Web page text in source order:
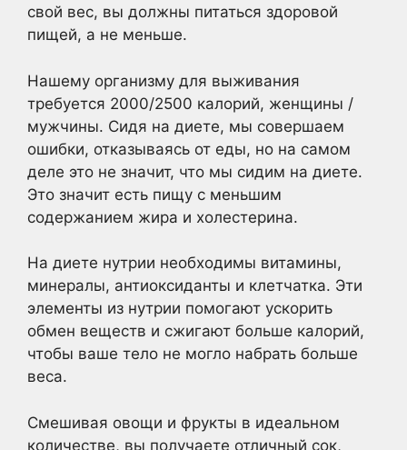
свой вес, вы должны питаться здоровой
пищей, а не меньше.
Нашему организму для выживания
требуется 2000/2500 калорий, женщины /
мужчины. Сидя на диете, мы совершаем
ошибки, отказываясь от еды, но на самом
деле это не значит, что мы сидим на диете.
Это значит есть пищу с меньшим
содержанием жира и холестерина.
На диете нутрии необходимы витамины,
минералы, антиоксиданты и клетчатка. Эти
элементы из нутрии помогают ускорить
обмен веществ и сжигают больше калорий,
чтобы ваше тело не могло набрать больше
веса.
Смешивая овощи и фрукты в идеальном
количестве, вы получаете отличный сок,